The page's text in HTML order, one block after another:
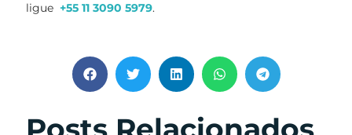
ligue +55 11 3090 5979.